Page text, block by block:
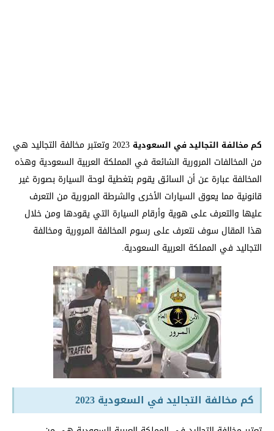
كم مخالفة التجاليد في السعودية
2023 وتعتبر مخالفة التجاليد هي
من المخالفات المرورية الشائعة في المملكة العربية السعودية وهذه
المخالفة عبارة عن أن السائق يقوم بتغطية لوحة السيارة بصورة غير
قانونية مما يعوق السيارات الأخرى والشرطة المرورية من التعرف
عليها والتعرف على هوية وأرقام السيارة التي يقودها ومن خلال
هذا المقال سوف نتعرف على رسوم المخالفة المرورية ومخالفة
التجاليد في المملكة العربية السعودية.
كم مخالفة التجاليد في السعودية 2023